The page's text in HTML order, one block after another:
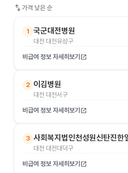
swap_vert 가격 낮은 순
1 국군대전병원
대전 대전유성구
비급여 정보 자세히보기 open_in_new
2 이김병원
대전 대전서구
비급여 정보 자세히보기 open_in_new
3 사회복지법인천성원신탄진한
대전 대전대덕구
비급여 정보 자세히보기 open_in_new